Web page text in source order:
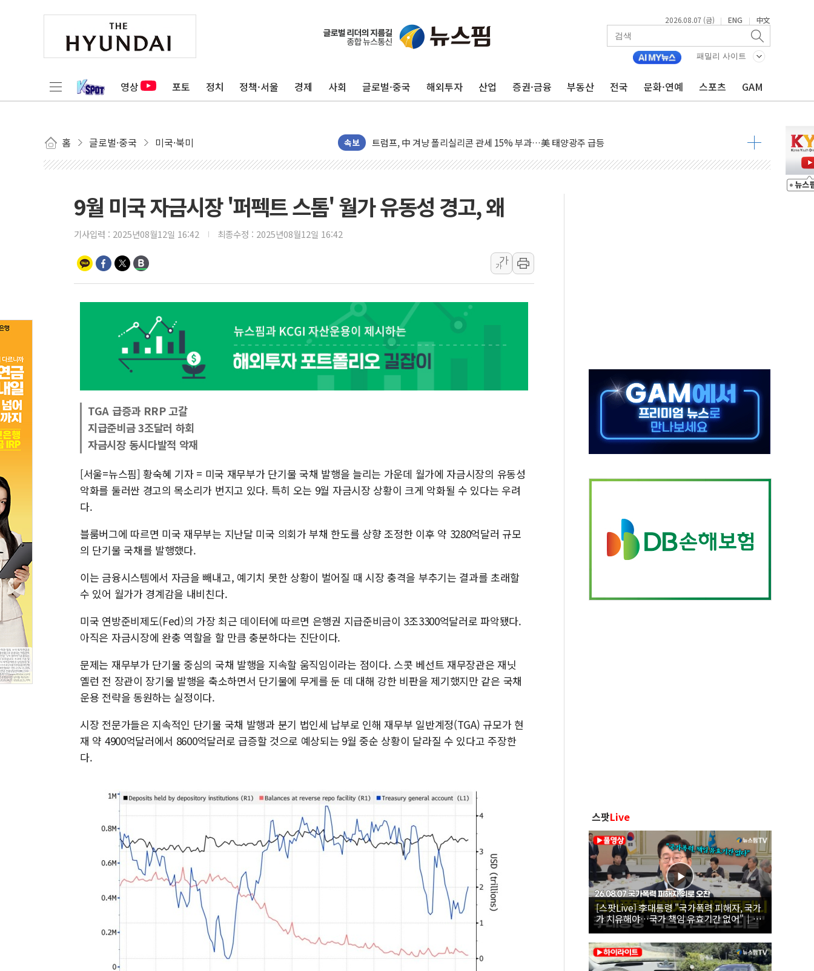
2026.08.07 (금) | ENG | 中文
패밀리 사이트
영상 포토 정치 정책·서울 경제 사회 글로벌·중국 해외투자 산업 증권·금융 부동산 전국 문화·연예 스포츠 GAM
홈 글로벌·중국 미국·북미 속보
보훈부, 미 DPAA와 MOU… "6·25 미군 실종자 7359명 끝까지 찾겠다"
트럼프 "금리 내려야"…파월 때와 달리 워시엔 톤 낮춰
李 "해남 태양광, 대한민국 다음 100년 밑거름…수도권 집중 완화 전환점"
李 대통령, '6시간 마라톤 부동산 2차 회의' 주재… "전폭적 공급 확대·속도전 총력"
[사진] 빈살만과 에르도안의 만남
이란와이어 "이란 최고지도자 위독…곧 사망해도 놀랍지 않아"
[인도증시] 중동 불안 속 유가 상승에 소폭 하락...금융주 낙폭 커
황희 '폐버스 청년주택' SNS 글 역풍에 "정부정책 아냐" 해명
사우디·튀르키예·파키스탄, '공동방위협정' 체결… 수니파 국가들의 새 안보 협력 구도
신길동 신축도 3.3㎡당 7250만원…써밋 클라비온 59㎡ 18억원대
용산공원·그린벨트로 또 충돌…반복되는 국토부-서울시 '정책 엇박자'
[AI 부동산 투데이] 특공 전략도 '극과 극'…생애최초만 경쟁 치열
[코인시황] 비트코인 6만4000달러대 횡보…고래·ETF 매수에도 고유가·금리·입법 지연 '삼중 부담'
[베트남 증시] 유동성 부진 지속, 강보합 마감...석유·가스주 올랐지만 빈그룹이 상쇄
'찜통더위'에 전력수요 역대 최고치 경신…한낮 총수요 104.3GW 기록
후티 반군, 예멘 정부군과 사우디 동시 공격… 위기 고조되는 또 다른 중동 화약고
9월 미국 자금시장 '퍼펙트 스톰' 월가 유동성 경고, 왜
기사입력 : 2025년08월12일 16:42 최종수정 : 2025년08월12일 16:42
가
가
TGA 급증과 RRP 고갈
지급준비금 3조달러 하회
자금시장 동시다발적 악재
[서울=뉴스핌] 황숙혜 기자 = 미국 재무부가 단기물 국채 발행을 늘리는 가운데 월가에 자금시장의 유동성
악화를 둘러싼 경고의 목소리가 번지고 있다. 특히 오는 9월 자금시장 상황이 크게 악화될 수 있다는 우려
다.
블룸버그에 따르면 미국 재무부는 지난달 미국 의회가 부채 한도를 상향 조정한 이후 약 3280억달러 규모
의 단기물 국채를 발행했다.
이는 금융시스템에서 자금을 빼내고, 예기치 못한 상황이 벌어질 때 시장 충격을 부추기는 결과를 초래할
수 있어 월가가 경계감을 내비친다.
미국 연방준비제도(Fed)의 가장 최근 데이터에 따르면 은행권 지급준비금이 3조3300억달러로 파악됐다.
아직은 자금시장에 완충 역할을 할 만큼 충분하다는 진단이다.
문제는 재무부가 단기물 중심의 국채 발행을 지속할 움직임이라는 점이다. 스콧 베선트 재무장관은 재닛
옐런 전 장관이 장기물 발행을 축소하면서 단기물에 무게를 둔 데 대해 강한 비판을 제기했지만 같은 국채
운용 전략을 동원하는 실정이다.
시장 전문가들은 지속적인 단기물 국채 발행과 분기 법인세 납부로 인해 재무부 일반계정(TGA) 규모가 현
재 약 4900억달러에서 8600억달러로 급증할 것으로 예상되는 9월 중순 상황이 달라질 수 있다고 주장한
다.
스팟Live
[스팟Live] 李대통령 "국가폭력 피해자, 국가
가 치유해야…국가 책임 유효기간 없어"｜
26.08.07 국가폭력 피해자 위로 오찬